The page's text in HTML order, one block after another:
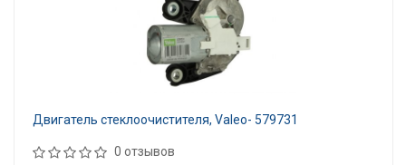
Двигатель стеклоочистителя, Valeo- 579731
0 отзывов